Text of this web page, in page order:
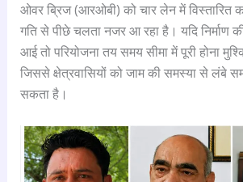
ओवर ब्रिज (आरओबी) को चार लेन में विस्तारित
गति से पीछे चलता नजर आ रहा है। यदि निर्माण
आई तो परियोजना तय समय सीमा में पूरी होना
जिससे क्षेत्रवासियों को जाम की समस्या से लंबे
सकता है।